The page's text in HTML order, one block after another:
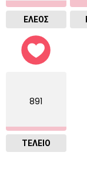
ΕΛΕΟΣ
891
ΤΕΛΕΙΟ